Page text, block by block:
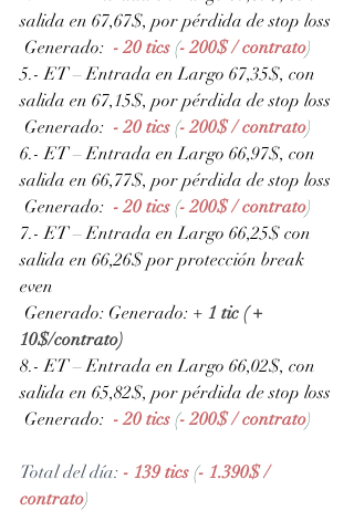
salida en 67,67$, por pérdida de stop loss
Generado: - 20 tics (- 200$ / contrato)
5.- ET – Entrada en Largo 67,35$, con
salida en 67,15$, por pérdida de stop loss
Generado: - 20 tics (- 200$ / contrato)
6.- ET – Entrada en Largo 66,97$, con
salida en 66,77$, por pérdida de stop loss
Generado: - 20 tics (- 200$ / contrato)
7.- ET – Entrada en Largo 66,25$ con
salida en 66,26$ por protección break
even
Generado: Generado: + 1 tic ( +
10$/contrato)
8.- ET – Entrada en Largo 66,02$, con
salida en 65,82$, por pérdida de stop loss
Generado: - 20 tics (- 200$ / contrato)
Total del día: - 139 tics (- 1.390$ /
contrato)